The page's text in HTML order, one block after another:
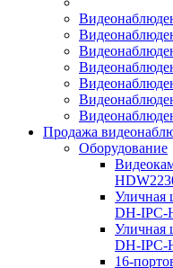
Продажа
Оборудование
Уличная
DH-IPC-
Уличная
DH-IPC-
16-